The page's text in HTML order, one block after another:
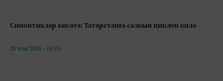
Синоптиклар кисәтә: Татарстанга салкын циклон килә
25 мая 2026 - 16:15